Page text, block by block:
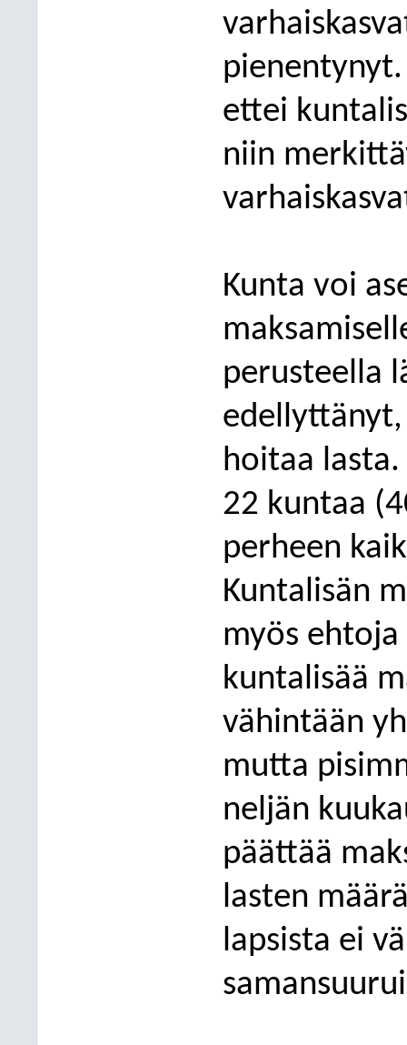
ettei
niin
Kunta voi
perusteella
hoitaa
22 kuntaa
perheen
Kuntalisän
myös
kuntalisää
vähintään
mutta
neljän
päättää
lasten
lapsista ei